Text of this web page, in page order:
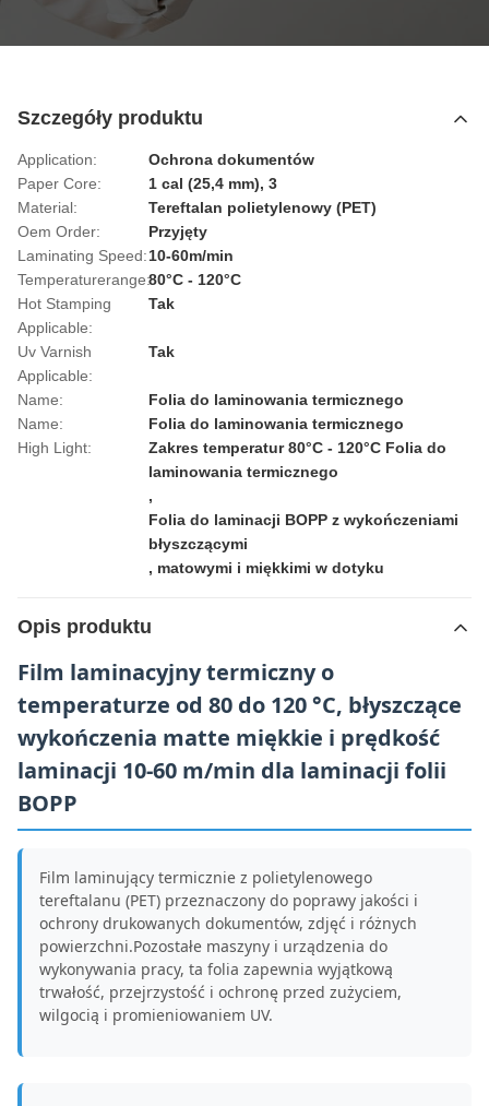
Szczegóły produktu
Application:
Ochrona dokumentów
Paper Core:
1 cal (25,4 mm), 3
Material:
Tereftalan polietylenowy (PET)
Oem Order:
Przyjęty
Laminating Speed:10-60m/min
Temperaturerange:80°C - 120°C
Hot Stamping
Applicable:
Tak
Uv Varnish
Applicable:
Tak
Name:
Folia do laminowania termicznego
Name:
Folia do laminowania termicznego
High Light:
Zakres temperatur 80°C - 120°C Folia do
laminowania termicznego
,
Folia do laminacji BOPP z wykończeniami
błyszczącymi
, matowymi i miękkimi w dotyku
Opis produktu
Film laminacyjny termiczny o
temperaturze od 80 do 120 °C, błyszczące
wykończenia matte miękkie i prędkość
laminacji 10-60 m/min dla laminacji folii
BOPP
Film laminujący termicznie z polietylenowego
tereftalanu (PET) przeznaczony do poprawy jakości i
ochrony drukowanych dokumentów, zdjęć i różnych
powierzchni.Pozostałe maszyny i urządzenia do
wykonywania pracy, ta folia zapewnia wyjątkową
trwałość, przejrzystość i ochronę przed zużyciem,
wilgocią i promieniowaniem UV.